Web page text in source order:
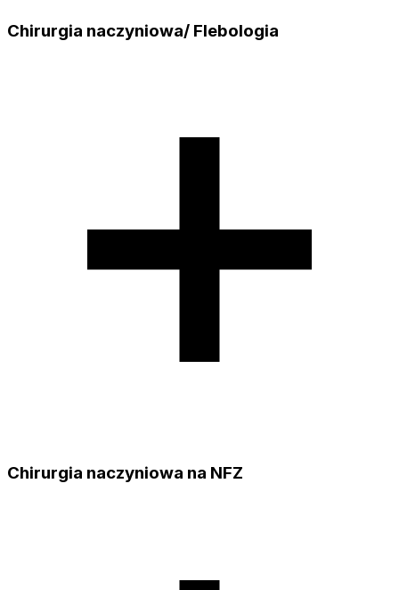
Chirurgia naczyniowa/ Flebologia
Chirurgia naczyniowa na NFZ